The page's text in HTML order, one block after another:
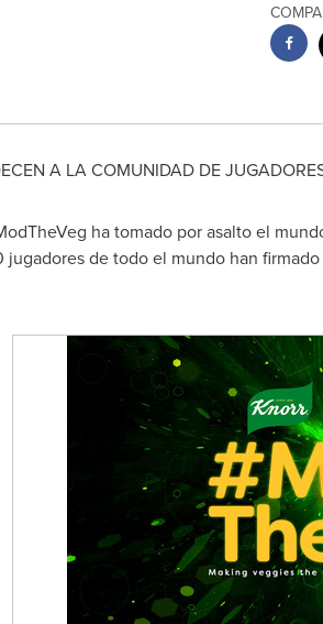
A LA COMUNIDAD DE
ha tomado por asalto el
de todo el mundo han